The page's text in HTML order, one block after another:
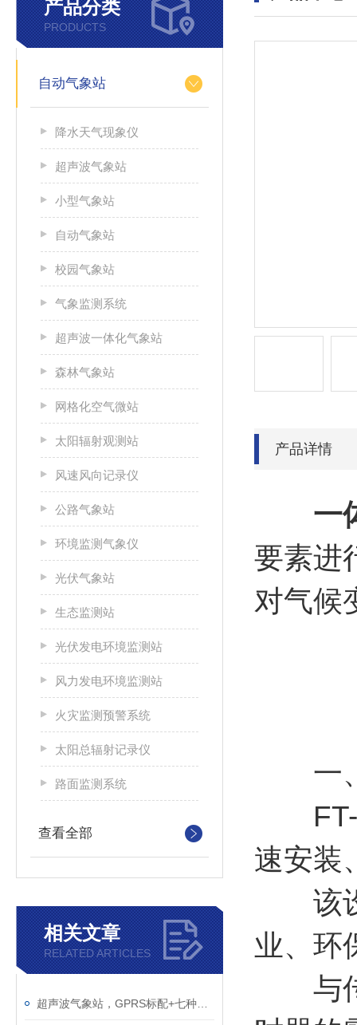
产品分类
PRODUCTS
自动气象站
降水天气现象仪
超声波气象站
小型气象站
自动气象站
校园气象站
气象监测系统
超声波一体化气象站
森林气象站
网格化空气微站
太阳辐射观测站
风速风向记录仪
公路气象站
环境监测气象仪
光伏气象站
生态监测站
光伏发电环境监测站
风力发电环境监测站
火灾监测预警系统
太阳总辐射记录仪
路面监测系统
查看全部
相关文章
RELATED ARTICLES
产品详情
一
要素进
对气候
一
FT-
速安装
该设
业、环
与传